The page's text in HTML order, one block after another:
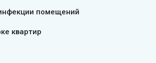
помещений
квартир